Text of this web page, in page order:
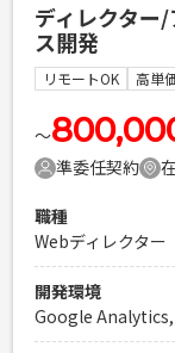
・Photoshop,
者さま ・iOS/
務ご経験者さま
ケーションを取り
ある方 ・トライ
めていくことに
方
PHPを用いた
Laravelを用い
ディレクター
ス開発
リモートOK 高単
〜
準委任契約
職種
Webディレクター
開発環境
Google